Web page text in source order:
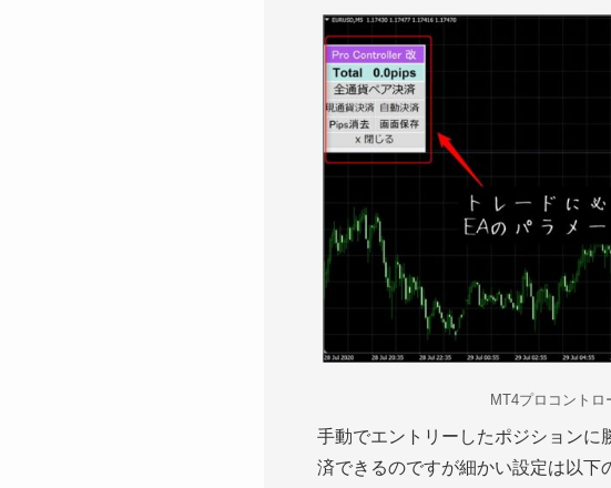
MT4プロコントロ
手動でエントリーしたポジションに
済できるのですが細かい設定は以下